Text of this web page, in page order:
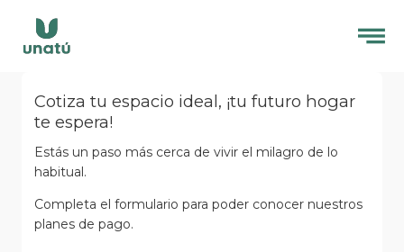
Cotiza tu espacio ideal, ¡tu futuro hogar
te espera!
Estás un paso más cerca de vivir el milagro de lo
habitual.
Completa el formulario para poder conocer nuestros
planes de pago.